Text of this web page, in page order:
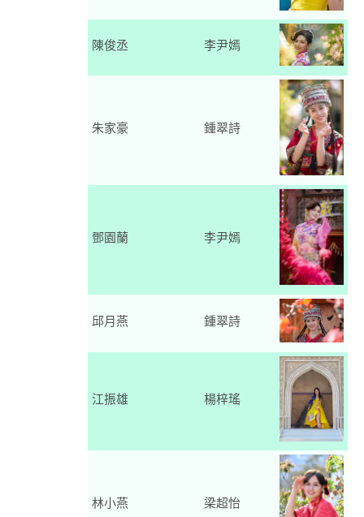
陳俊丞 李尹嫣
朱家豪 鍾翠詩
鄧園蘭 李尹嫣
邱月燕 鍾翠詩
江振雄 楊梓瑤
林小燕 梁超怡